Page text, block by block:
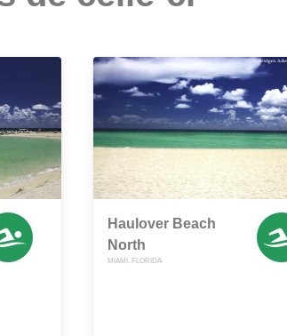
Haulover Beach
North
MIAMI, FLORIDA